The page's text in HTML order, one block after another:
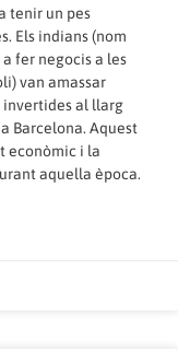
tenir un pes
Els indians (nom
fer negocis a les
van amassar
invertides al llarg
Barcelona. Aquest
econòmic i la
aquella època.